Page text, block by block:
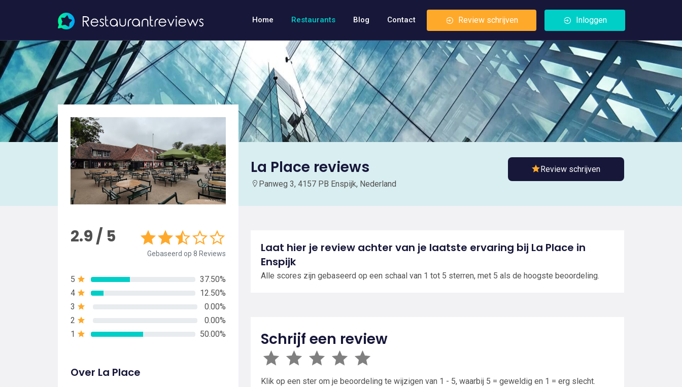
Home Restaurants Blog Contact Review schrijven Inloggen
La Place reviews
Panweg 3, 4157 PB Enspijk, Nederland
Review schrijven
2.9 / 5
Gebaseerd op 8 Reviews
5
37.50%
4
12.50%
3
0.00%
2
0.00%
1
50.00%
Over La Place
Laat hier je review achter van je laatste ervaring bij La Place in
Enspijk
Alle scores zijn gebaseerd op een schaal van 1 tot 5 sterren, met 5 als de hoogste beoordeling.
Schrijf een review
Klik op een ster om je beoordeling te wijzigen van 1 - 5, waarbij 5 = geweldig en 1 = erg slecht.